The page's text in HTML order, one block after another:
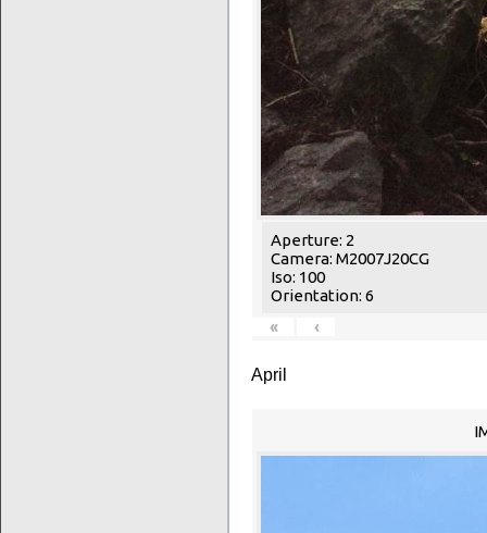
Aperture: 2
Camera: M2007J20CG
Iso: 100
Orientation: 6
«
‹
April